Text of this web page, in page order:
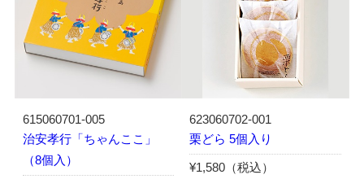
615060701-005
治安孝行「ちゃんここ」
（8個入）
623060702-001
栗どら 5個入り
¥1,580（税込）